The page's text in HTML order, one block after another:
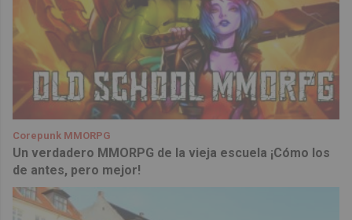
Corepunk MMORPG
Un verdadero MMORPG de la vieja escuela ¡Cómo los
de antes, pero mejor!